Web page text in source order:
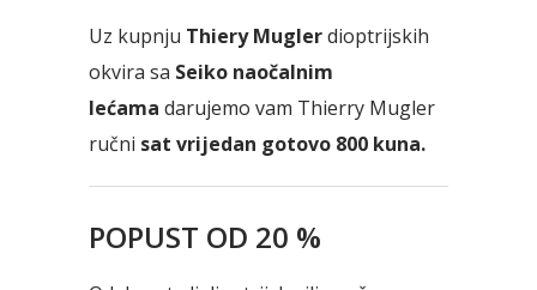
Uz kupnju Thiery Muglerdioptrijskih
okvira sa Seiko naočalnim
lećama darujemo vam Thierry Mugler
ručni sat vrijedan gotovo 800 kuna.
POPUST OD 20 %